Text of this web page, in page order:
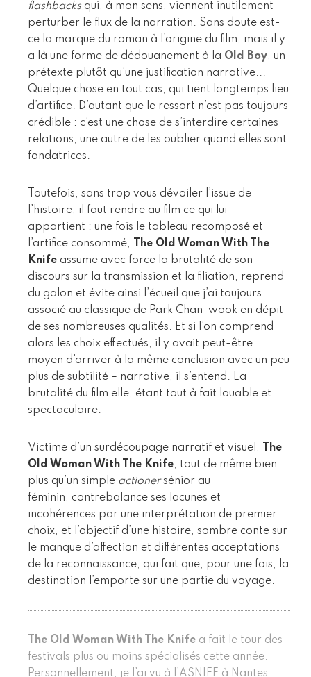
flashbacks qui, à mon sens, viennent inutilement
perturber le flux de la narration. Sans doute est-
ce la marque du roman à l’origine du film, mais il y
a là une forme de dédouanement à la Old Boy, un
prétexte plutôt qu’une justification narrative...
Quelque chose en tout cas, qui tient longtemps lieu
d’artifice. D’autant que le ressort n’est pas toujours
crédible : c’est une chose de s’interdire certaines
relations, une autre de les oublier quand elles sont
fondatrices.
Toutefois, sans trop vous dévoiler l’issue de
l’histoire, il faut rendre au film ce qui lui
appartient : une fois le tableau recomposé et
l’artifice consommé,
The Old Woman With The
Knife assume avec force la brutalité de son
discours sur la transmission et la filiation, reprend
du galon et évite ainsi l’écueil que j’ai toujours
associé au classique de Park Chan-wook en dépit
de ses nombreuses qualités. Et si l’on comprend
alors les choix effectués, il y avait peut-être
moyen d’arriver à la même conclusion avec un peu
plus de subtilité – narrative, il s’entend. La
brutalité du film elle, étant tout à fait louable et
spectaculaire.
Victime d’un surdécoupage narratif et visuel,
The
Old Woman With The Knife, tout de même bien
plus qu’un simple actionersénior au
féminin, contrebalance ses lacunes et
incohérences par une interprétation de premier
choix, et l’objectif d’une histoire, sombre conte sur
le manque d’affection et différentes acceptations
de la reconnaissance, qui fait que, pour une fois, la
destination l’emporte sur une partie du voyage.
The Old Woman With The Knife a fait le tour des
festivals plus ou moins spécialisés cette année.
Personnellement, je l’ai vu à l’ASNIFF à Nantes.